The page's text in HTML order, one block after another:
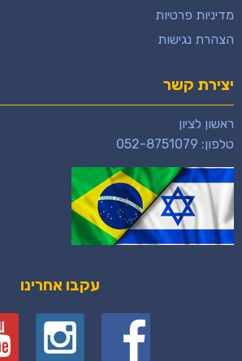
מדיניות פרטיות
הצהרת נגישות
יצירת קשר
ראשון לציון
טלפון: 052-8751079
עקבו אחרינו